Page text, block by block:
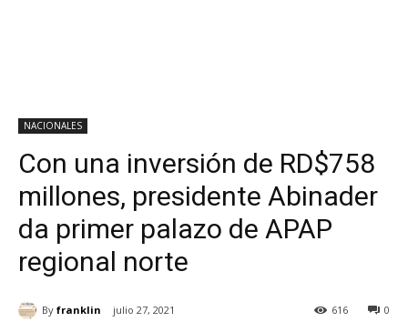
NACIONALES
Con una inversión de RD$758
millones, presidente Abinader
da primer palazo de APAP
regional norte
By franklin julio 27, 2021 0
616